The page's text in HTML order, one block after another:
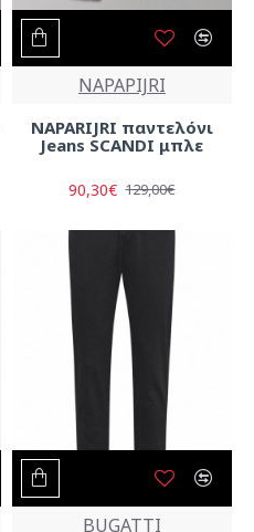
NAPAPIJRI
NAPARIJRI παντελόνι
Jeans SCANDI μπλε
90,30€ 129,00€
BUGATTI